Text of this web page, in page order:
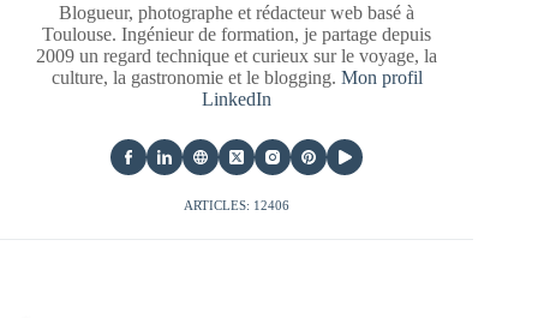
Blogueur, photographe et rédacteur web basé à
Toulouse. Ingénieur de formation, je partage depuis
2009 un regard technique et curieux sur le voyage, la
culture, la gastronomie et le blogging. Mon profil
LinkedIn
ARTICLES: 12406